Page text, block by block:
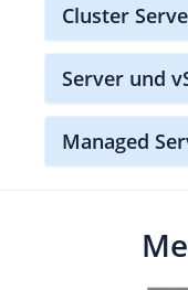
Cluster
Server und
Managed